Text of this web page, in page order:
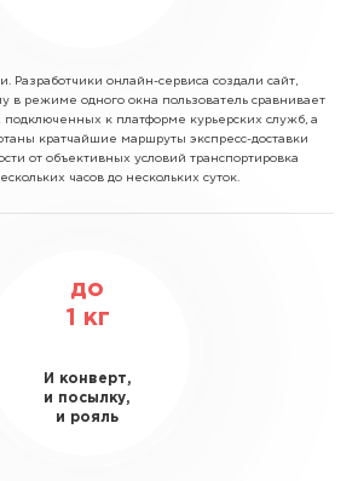
Разработчики онлайн-сервиса создали сайт,
в режиме одного окна пользователь сравнивает
подключенных к платформе курьерских служб, а
кратчайшие маршруты экспресс-доставки
от объективных условий транспортировка
часов до нескольких суток.
до
1
кг
И конверт,
и посылку,
и рояль